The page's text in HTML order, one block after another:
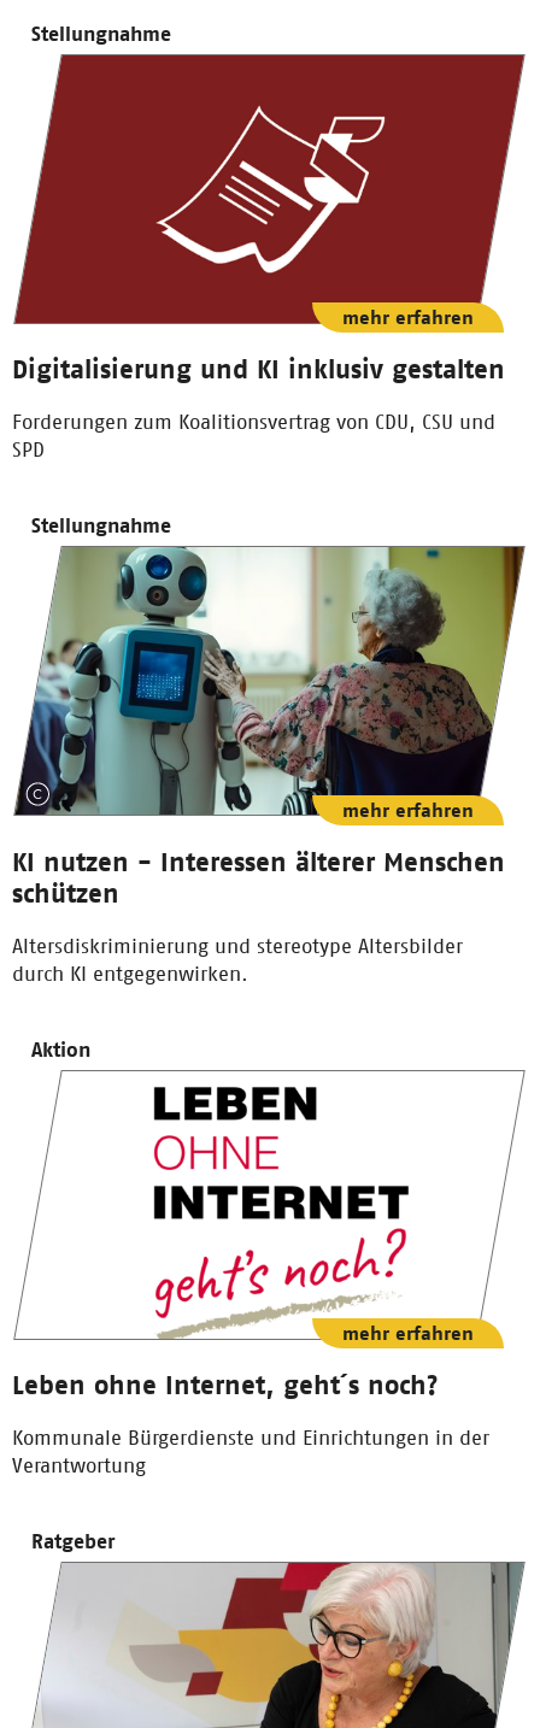
Stellungnahme
Digitalisierung und KI inklusiv gestalten
Forderungen zum Koalitionsvertrag von CDU, CSU und
SPD
mehr erfahren
Stellungnahme
KI nutzen - Interessen älterer Menschen
schützen
Altersdiskriminierung und stereotype Altersbilder
durch KI entgegenwirken.
mehr erfahren
Aktion
Leben ohne Internet, geht´s noch?
Kommunale Bürgerdienste und Einrichtungen in der
Verantwortung
mehr erfahren
Ratgeber